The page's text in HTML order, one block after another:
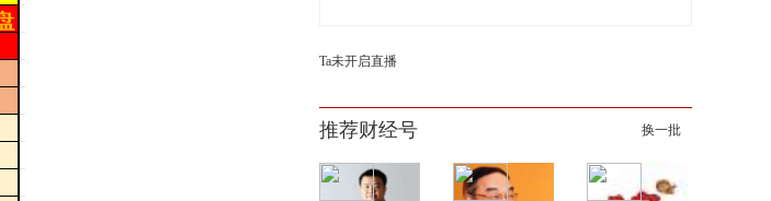
Ta未开启直播
推荐财经号 换一批